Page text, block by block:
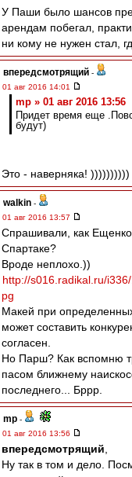
У Паши было шансов
арендам побегал,
ни кому не нужен стал,
впередсмотрящий -
01 авг 2016 14:01
mp » 01 авг 2016 13:56
Придет время еще
будут)
Это - наверняка! ))))))))))
walkin -
01 авг 2016 13:57
Спрашивали, как
Спартаке?
Вроде неплохо.))
http://s016.radikal.ru/
pg
Макей при
может составить
согласен.
Но Парш? Как вспомню
пасом ближнему
последнего... Бррр.
mp -
01 авг 2016 13:56
впередсмотрящий
Ну так в том и дело.